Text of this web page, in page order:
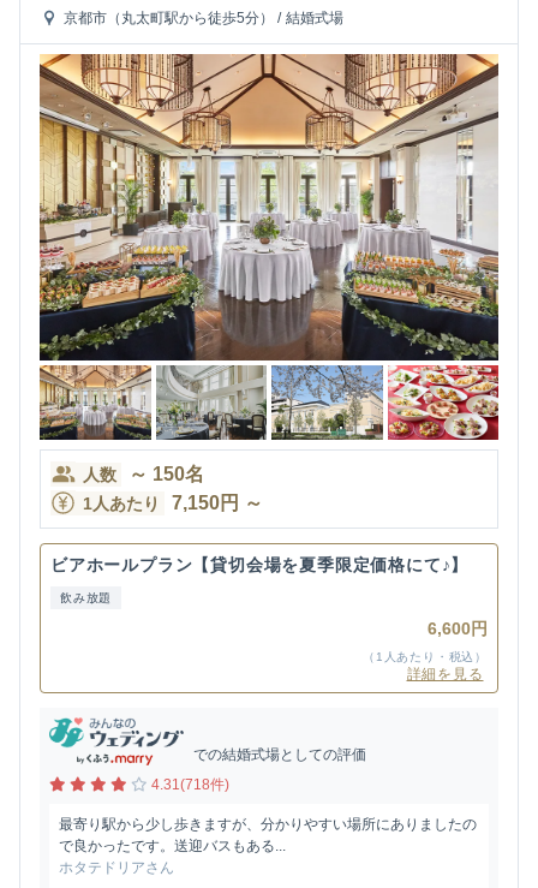
京都市（丸太町駅から徒歩5分） / 結婚式場
人数 ～ 150名
1人あたり 7,150円 ～
ビアホールプラン【貸切会場を夏季限定価格にて♪】
飲み放題
6,600円
（1人あたり・税込）
詳細を見る
での結婚式場としての評価
4.31(718件)
最寄り駅から少し歩きますが、分かりやすい場所にありましたの
で良かったです。送迎バスもある...
ホタテドリアさん